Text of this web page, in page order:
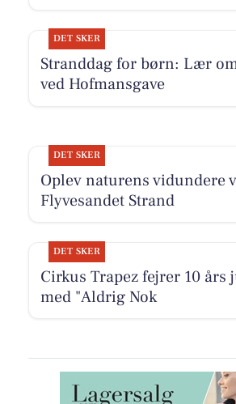
DET SKER
Stranddag for børn: Lær
ved Hofmansgave
DET SKER
Oplev naturens vidundere
Flyvesandet Strand
DET SKER
Cirkus Trapez fejrer 10
med "Aldrig Nok